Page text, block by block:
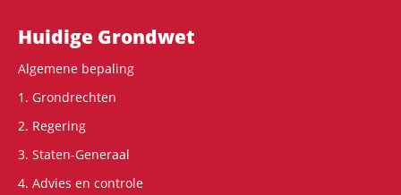
Hoofdnavigatie
Huidige Grondwet
Algemene bepaling
1. Grondrechten
2. Regering
3. Staten-Generaal
4. Advies en controle